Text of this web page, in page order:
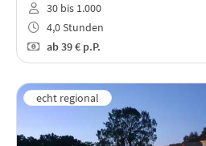
30 bis 1.000
4,0 Stunden
ab39 € p.P.